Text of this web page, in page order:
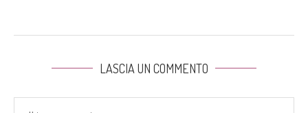
LASCIA UN COMMENTO